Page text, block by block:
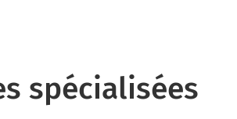
spécialisées